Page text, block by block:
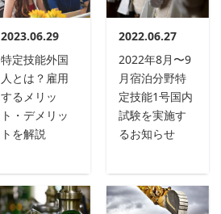
2023.06.29
特定技能外国
人とは？雇用
するメリッ
ト・デメリッ
トを解説
2022.06.27
2022年8月〜9
月宿泊分野特
定技能1号国内
試験を実施す
るお知らせ